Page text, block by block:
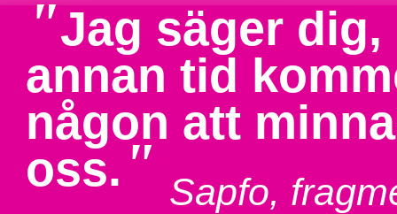
"Jag säger dig,
annan tid
någon att
oss. " Sapfo,